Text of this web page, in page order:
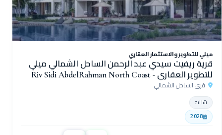
ميلي للتطوير والاستثمار العقاري
قرية ريفيت سيدي عبد الرحمن الساحل الشمالي ميلي
للتطوير العقاري - Riv Sidi AbdelRahman North Coast
Village
قرى الساحل الشمالي
شاليه
2028